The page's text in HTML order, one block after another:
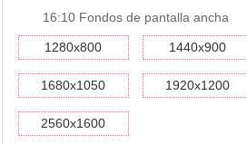
16:10 Fondos de pantalla ancha
1280x800 1440x900
1680x1050 1920x1200
2560x1600